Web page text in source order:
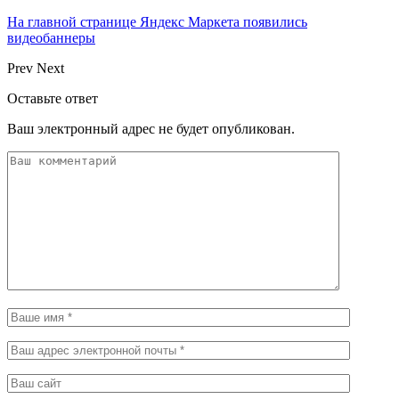
На главной странице Яндекс Маркета появились
видеобаннеры
Prev Next
Оставьте ответ
Ваш электронный адрес не будет опубликован.